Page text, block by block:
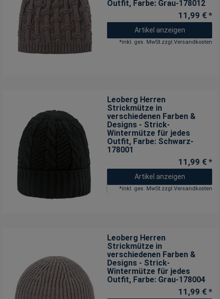
Outfit, Farbe: Grau-178012
11,99 € *
Artikel anzeigen
*inkl. ges. MwSt.zzgl.Versandkosten
Leoberg Herren
Strickmütze in
verschiedenen Farben &
Designs - Strick-
Wintermütze für jedes
Outfit, Farbe: Schwarz-
178001
11,99 € *
Artikel anzeigen
*inkl. ges. MwSt.zzgl.Versandkosten
Leoberg Herren
Strickmütze in
verschiedenen Farben &
Designs - Strick-
Wintermütze für jedes
Outfit, Farbe: Grau-178004
11,99 € *